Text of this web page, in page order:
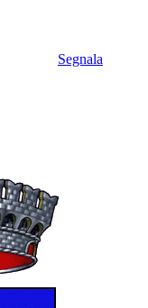
Segnala